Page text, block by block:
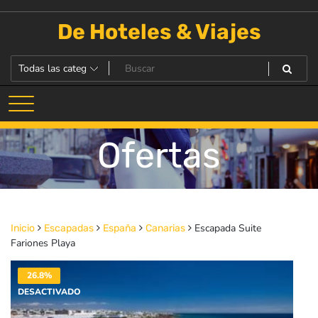
De Hoteles & Viajes
Ofertas
Inicio Escapadas España Canarias
Escapada Suite
Fariones Playa
26.8%
DESACTIVADO